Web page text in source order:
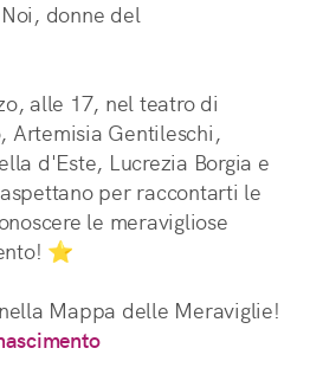
donne del
alle 17, nel teatro di
Artemisia Gentileschi,
d'Este, Lucrezia Borgia e
per raccontarti le
le meravigliose
⭐